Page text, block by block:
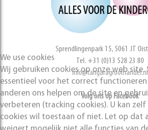
Sprendlingenpark 15, 5061 JT
Tel. +31 (0)13 528 23 80
info@tangaragroothandel.nl
Volg ons op Facebook
We use cookies
Wij gebruiken cookies op onze web site.
essentieel voor het correct functioneren
anderen ons helpen om de site en
verbeteren (tracking cookies). U kan
cookies wil toestaan of niet. Let op dat